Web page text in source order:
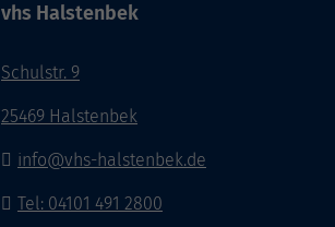
vhs Halstenbek
Schulstr. 9
25469 Halstenbek
info@vhs-halstenbek.de
Tel: 04101 491 2800